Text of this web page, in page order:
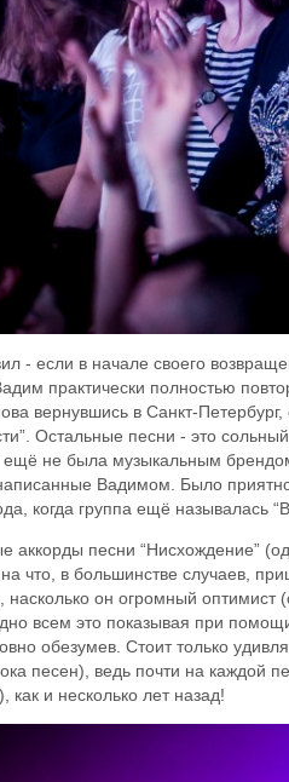
- если в начале своего
практически полностью
вернувшись в Санкт-
Остальные песни - это
ещё не была музыкальным
Вадимом. Было
когда группа ещё называлась
аккорды песни “Нисхождение”
что, в большинстве случаев,
насколько он огромный
всем это показывая при
обезумев. Стоит только
песен), ведь почти на каждой
и несколько лет назад!